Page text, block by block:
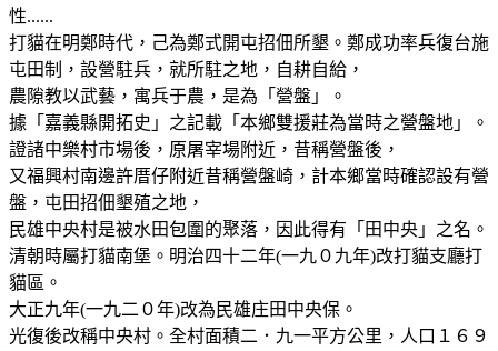
性......
打貓在明鄭時代，己為鄭式開屯招佃所墾。鄭成功率兵復台施
屯田制，設營駐兵，就所駐之地，自耕自給，
農隙教以武藝，寓兵于農，是為「營盤」。
據「嘉義縣開拓史」之記載「本鄉雙援莊為當時之營盤地」。
證諸中樂村市場後，原屠宰場附近，昔稱營盤後，
又福興村南邊許厝仔附近昔稱營盤崎，計本鄉當時確認設有營
盤，屯田招佃墾殖之地，
民雄中央村是被水田包圍的聚落，因此得有「田中央」之名。
清朝時屬打貓南堡。明治四十二年(一九０九年)改打貓支廳打
貓區。
大正九年(一九二０年)改為民雄庄田中央保。
光復後改稱中央村。全村面積二．九一平方公里，人口１６９